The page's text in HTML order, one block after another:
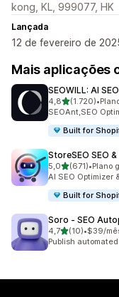
kong, KL, 999077, HK
Lançada
12 de fevereiro de
Mais aplicações
SEOWILL: AI
4,8de 5 estrelas
(1.720)
1720 total de•
SEOAnt,SEO
Built for
StoreSEO SEO
5,0de 5 estrelas
(671)
671 total de
•Plano
AI SEO Optimizer
Built for
Soro ‑ SEO
4,7de 5 estrelas
(10)
10 total de•$39/
Publish